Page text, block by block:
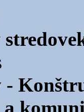
-